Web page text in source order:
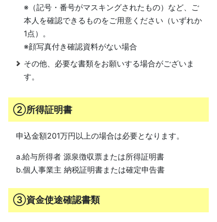
※（記号・番号がマスキングされたもの）など、ご
本人を確認できるものをご用意ください（いずれか
1点）。
※顔写真付き確認資料がない場合
その他、必要な書類をお願いする場合がございま
す。
②所得証明書
申込金額201万円以上の場合は必要となります。
a.給与所得者 源泉徴収票または所得証明書
b.個人事業主 納税証明書または確定申告書
③資金使途確認書類